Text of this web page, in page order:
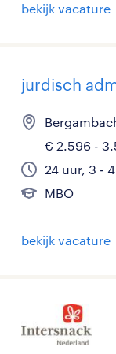
bekijk vacature
jurdisch
€ 2.596 -
24 uur, 3 -
MBO
bekijk vacature